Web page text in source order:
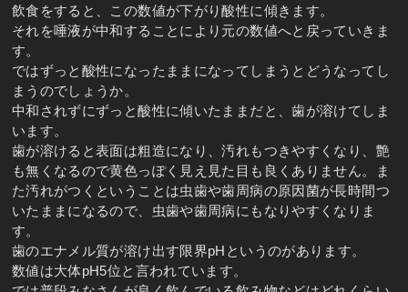
飲食をすると、この数値が下がり酸性に傾きます。
それを唾液が中和することにより元の数値へと戻っていきま
す。
ではずっと酸性になったままになってしまうとどうなってし
まうのでしょうか。
中和されずにずっと酸性に傾いたままだと、歯が溶けてしま
います。
歯が溶けると表面は粗造になり、汚れもつきやすくなり、艶
も無くなるので黄色っぽく見え見た目も良くありません。ま
た汚れがつくということは虫歯や歯周病の原因菌が長時間つ
いたままになるので、虫歯や歯周病にもなりやすくなりま
す。
歯のエナメル質が溶け出す限界pHというのがあります。
数値は大体pH5位と言われています。